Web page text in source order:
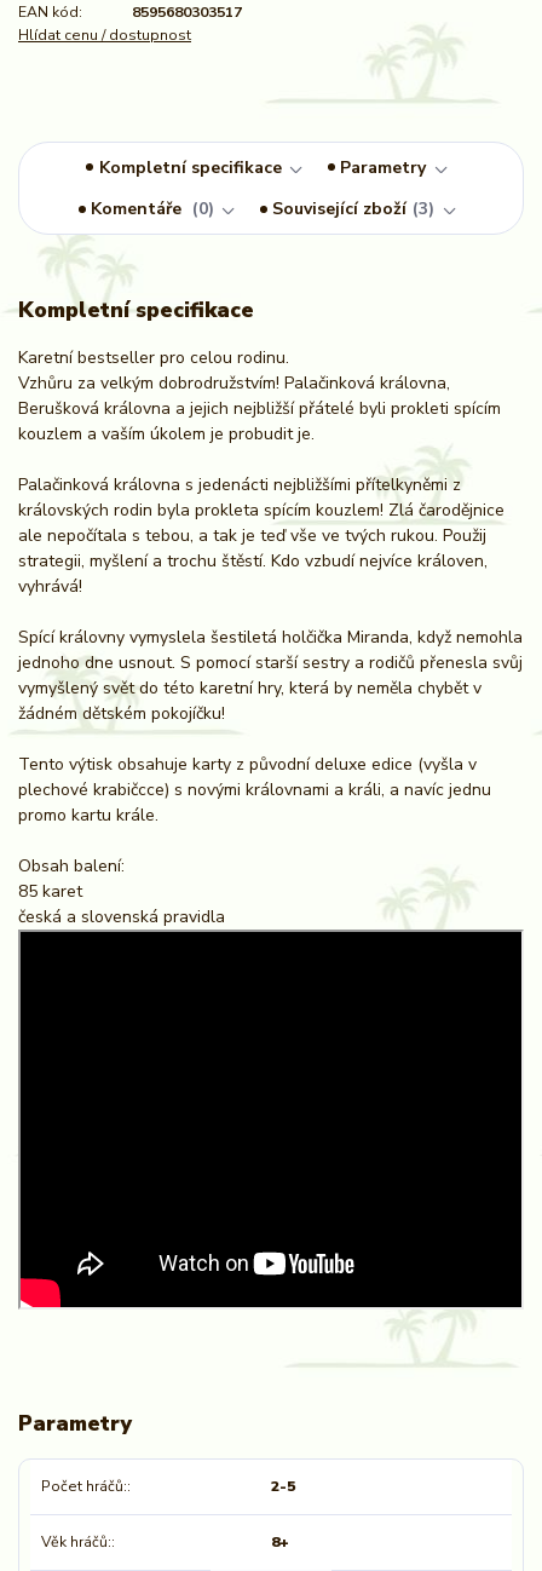
EAN kód:
8595680303517
Hlídat cenu / dostupnost
Kompletní specifikace
Parametry
Komentáře
0 Související zboží 3
Kompletní specifikace
Karetní bestseller pro celou rodinu.
Vzhůru za velkým dobrodružstvím! Palačinková královna,
Berušková královna a jejich nejbližší přátelé byli prokleti spícím
kouzlem a vaším úkolem je probudit je.
Palačinková královna s jedenácti nejbližšími přítelkyněmi z
královských rodin byla prokleta spícím kouzlem! Zlá čarodějnice
ale nepočítala s tebou, a tak je teď vše ve tvých rukou. Použij
strategii, myšlení a trochu štěstí. Kdo vzbudí nejvíce královen,
vyhrává!
Spící královny vymyslela šestiletá holčička Miranda, když nemohla
jednoho dne usnout. S pomocí starší sestry a rodičů přenesla svůj
vymyšlený svět do této karetní hry, která by neměla chybět v
žádném dětském pokojíčku!
Tento výtisk obsahuje karty z původní deluxe edice (vyšla v
plechové krabičcce) s novými královnami a králi, a navíc jednu
promo kartu krále.
Obsah balení:
85 karet
česká a slovenská pravidla
Parametry
Počet hráčů: 2-5
Věk hráčů: 8+